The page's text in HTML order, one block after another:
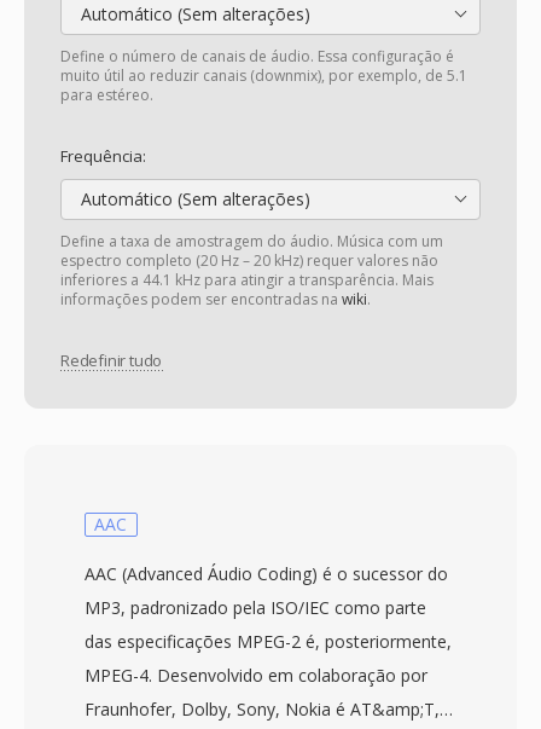
Automático (Sem alterações)
Define o número de canais de áudio. Essa configuração é
muito útil ao reduzir canais (downmix), por exemplo, de 5.1
para estéreo.
Frequência:
Automático (Sem alterações)
Define a taxa de amostragem do áudio. Música com um
espectro completo (20 Hz – 20 kHz) requer valores não
inferiores a 44.1 kHz para atingir a transparência. Mais
informações podem ser encontradas na wiki.
Redefinir tudo
AAC
AAC (Advanced Áudio Coding) é o sucessor do
MP3, padronizado pela ISO/IEC como parte
das especificações MPEG-2 é, posteriormente,
MPEG-4. Desenvolvido em colaboração por
Fraunhofer, Dolby, Sony, Nokia é AT&amp;T, o